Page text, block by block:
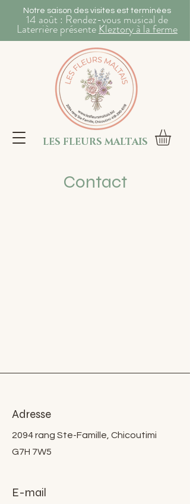
LES FLEURS MALTAIS
Notre saison des visites est terminées
14 août : Rendez-vous musical de
Laterrière présente Kleztory à la ferme
Contact
Adresse
2094 rang Ste-Famille, Chicoutimi
G7H 7W5
E-mail